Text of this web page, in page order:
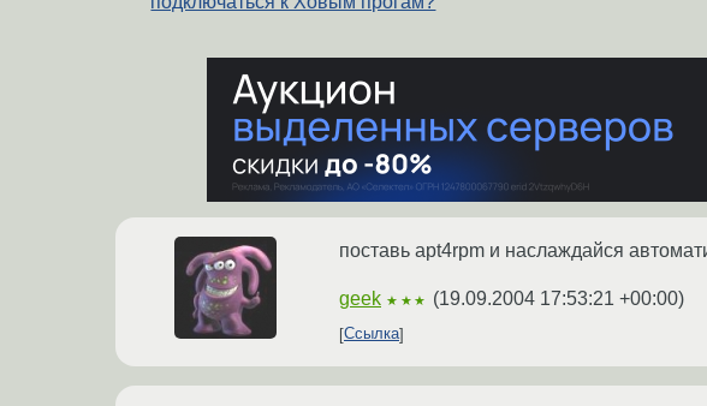
поставь apt4rpm и наслаждайся
geek ★★★ (19.09.2004 17:53:21 +00:00)
Ссылка